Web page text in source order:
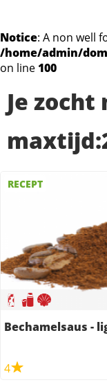
Notice: A non well
/home/admin/
on line100
Je
RECEPT
Bechamelsaus -
4